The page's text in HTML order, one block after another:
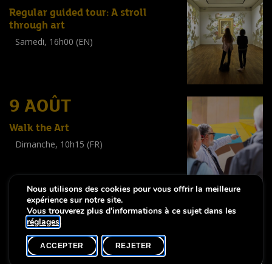
Regular guided tour: A stroll
through art
Samedi, 16h00 (EN)
9 AOÛT
Walk the Art
Dimanche, 10h15 (FR)
Notice légale-
Copyright © 2026, Lëtzebuerg City Museum. Tous droits réservés
Nous utilisons des cookies pour vous offrir la meilleure
expérience sur notre site.
Vous trouverez plus d'informations à ce sujet dans les
réglages.
ACCEPTER REJETER